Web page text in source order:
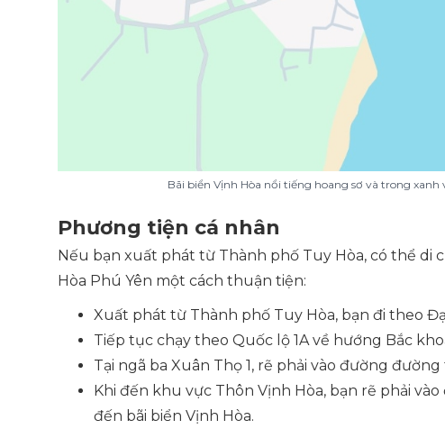
Bãi biển Vịnh Hòa nổi tiếng hoang sơ và trong
Phương tiện cá nhân
Nếu bạn xuất phát từ Thành phố Tuy Hòa, có thể di
Hòa Phú Yên một cách thuận tiện:
Xuất phát từ Thành phố Tuy Hòa, bạn đi theo
Tiếp tục chạy theo Quốc lộ 1A về hướng Bắc
Tại ngã ba Xuân Thọ 1, rẽ phải vào đường
Khi đến khu vực Thôn Vịnh Hòa, bạn rẽ phải
đến bãi biển Vịnh Hòa.